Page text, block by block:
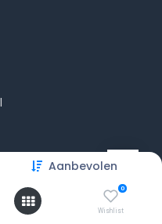
Aanbevolen
0
Wishlist